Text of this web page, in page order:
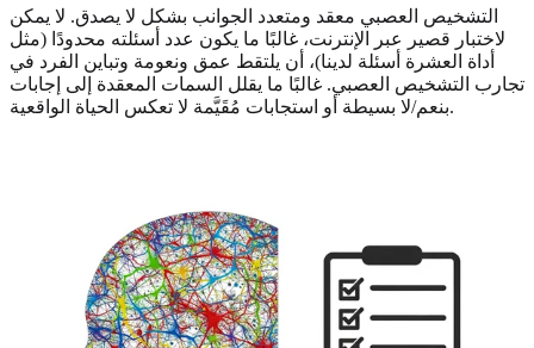
التشخيص العصبي معقد ومتعدد الجوانب بشكل لا يصدق. لا يمكن
لاختبار قصير عبر الإنترنت، غالبًا ما يكون عدد أسئلته محدودًا (مثل
أداة العشرة أسئلة لدينا)، أن يلتقط عمق ونعومة وتباين الفرد في
تجارب التشخيص العصبي. غالبًا ما يقلل السمات المعقدة إلى إجابات
بنعم/لا بسيطة أو استجابات مُقَيَّمة لا تعكس الحياة الواقعية.